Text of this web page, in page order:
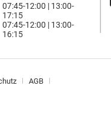
07:45-12:00 | 13:00-
17:15
07:45-12:00 | 13:00-
16:15
AGB